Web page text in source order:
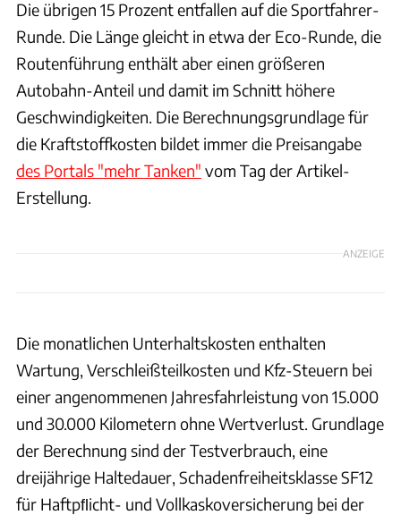
Die übrigen 15 Prozent entfallen auf die Sportfahrer-
Runde. Die Länge gleicht in etwa der Eco-Runde, die
Routenführung enthält aber einen größeren
Autobahn-Anteil und damit im Schnitt höhere
Geschwindigkeiten. Die Berechnungsgrundlage für
die Kraftstoffkosten bildet immer die Preisangabe
des Portals "mehr Tanken" vom Tag der Artikel-
Erstellung.
ANZEIGE
Die monatlichen Unterhaltskosten enthalten
Wartung, Verschleißteilkosten und Kfz-Steuern bei
einer angenommenen Jahresfahrleistung von 15.000
und 30.000 Kilometern ohne Wertverlust. Grundlage
der Berechnung sind der Testverbrauch, eine
dreijährige Haltedauer, Schadenfreiheitsklasse SF12
für Haftpﬂicht- und Vollkaskoversicherung bei der